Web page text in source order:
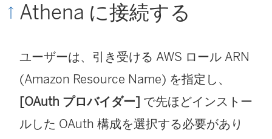
Athena に接続する
ユーザーは、引き受ける AWS ロール ARN
(Amazon Resource Name) を指定し、
[OAuth プロバイダー] で先ほどインストー
ルした OAuth 構成を選択する必要があり